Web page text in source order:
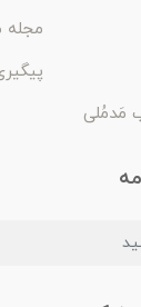
مَدمُلی